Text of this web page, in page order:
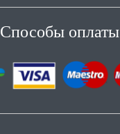
Способы оплаты